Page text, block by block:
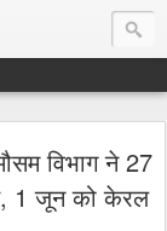
विभाग ने 27
1 जून को केरल